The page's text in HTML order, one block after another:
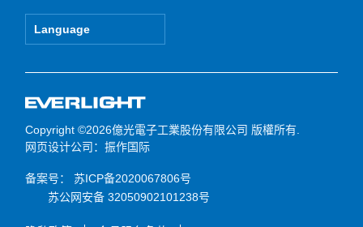
u
e
i
Language
Copyright ©2026億光電子工業股份有限公司 版權所有.
网页设计公司 ：振作国际
备案号：
苏ICP备2020067806号
苏公网安备 32050902101238号